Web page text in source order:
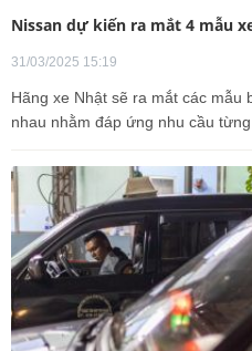
Nissan dự kiến ra mắt 4 mẫu
31/03/2025 15:19
Hãng xe Nhật sẽ ra mắt các mẫu
nhau nhằm đáp ứng nhu cầu